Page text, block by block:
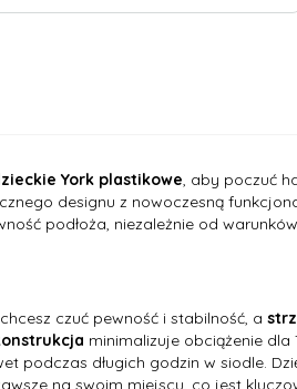
York plastikowe, aby poczuć
designu z nowoczesną
podłoża, niezależnie od
czuć pewność i stabilność, a
minimalizuje obciążenie
podczas długich godzin w siodle.
na swoim miejscu, co jest